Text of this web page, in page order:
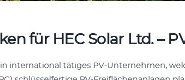
für HEC Solar Ltd. –
inter­na­tion­al tätiges PV-Unternehmen,